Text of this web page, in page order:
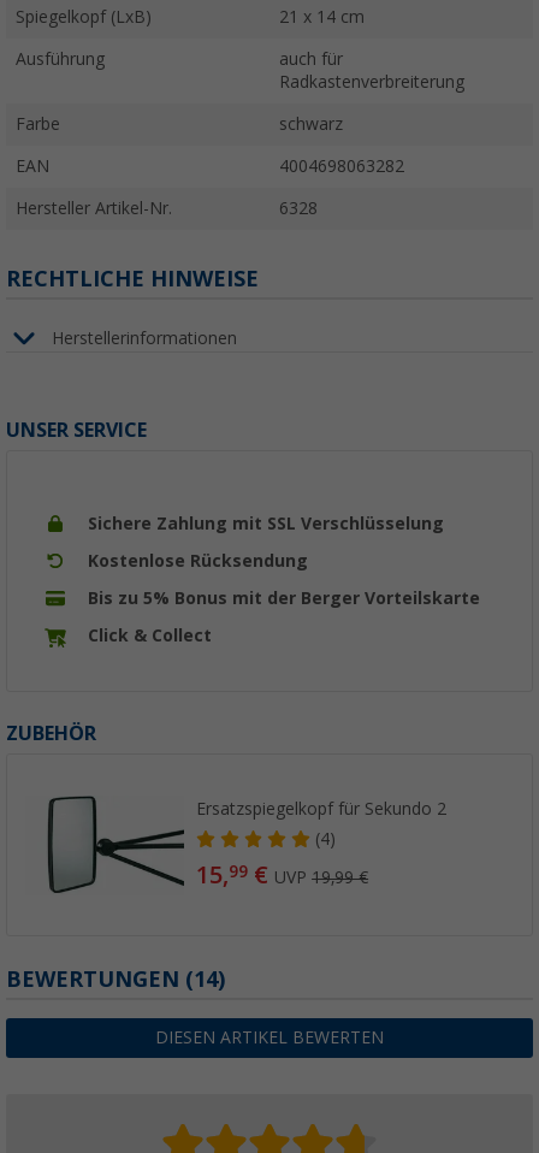
Spiegelkopf (LxB) 21 x 14 cm
Ausführung
auch für
Radkastenverbreiterung
Farbe schwarz
EAN 4004698063282
Hersteller Artikel-Nr. 6328
RECHTLICHE HINWEISE
Herstellerinformationen
UNSER SERVICE
Sichere Zahlung mit SSL Verschlüsselung
Kostenlose Rücksendung
Bis zu 5% Bonus mit der Berger Vorteilskarte
Click & Collect
ZUBEHÖR
Ersatzspiegelkopf für Sekundo 2
(4)
15,99 € UVP19,99 €
BEWERTUNGEN (14)
DIESEN ARTIKEL BEWERTEN